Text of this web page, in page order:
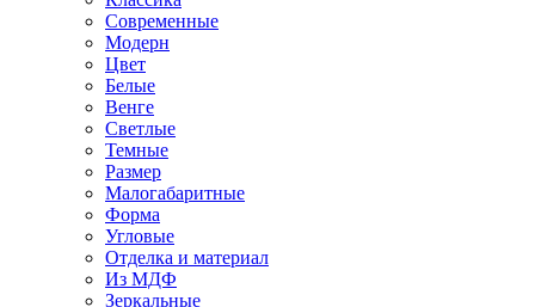
Современные
Модерн
Цвет
Белые
Венге
Светлые
Темные
Размер
Малогабаритные
Форма
Угловые
Отделка и материал
Из МДФ
Зеркальные